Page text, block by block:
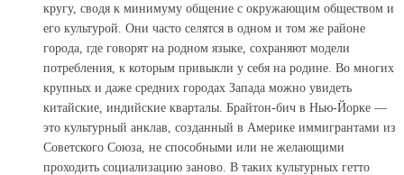
кругу, сводя к минимуму общение с окружающим обществом и
его культурой. Они часто селятся в одном и том же районе
города, где говорят на родном языке, сохраняют модели
потребления, к которым привыкли у себя на родине. Во многих
крупных и даже средних городах Запада можно увидеть
китайские, индийские кварталы. Брайтон-бич в Нью-Йорке —
это культурный анклав, созданный в Америке иммигрантами из
Советского Союза, не способными или не желающими
проходить социализацию заново. В таких культурных гетто